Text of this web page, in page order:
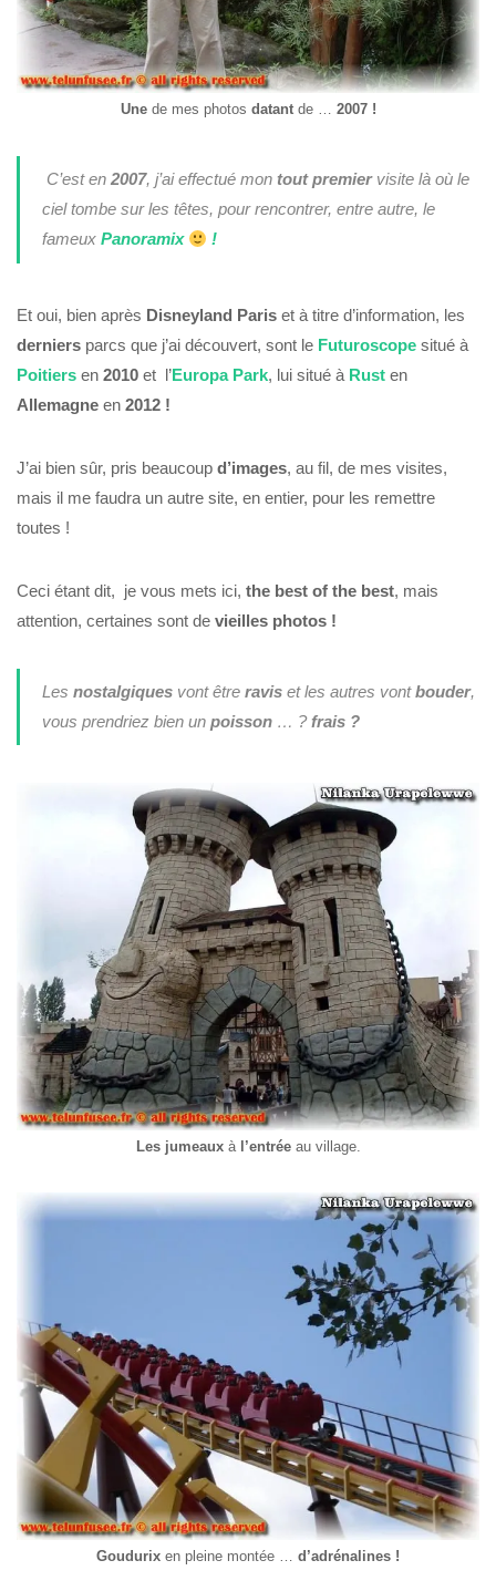
Unede mes photos datantde … 2007 !
C’est en 2007, j’ai effectué mon tout premiervisite là où le
ciel tombe sur les têtes, pour rencontrer, entre autre, le
fameuxPanoramix !
Et oui, bien après Disneyland Paris et à titre d’information, les
derniers parcs que j’ai découvert, sont le Futuroscope situé à
Poitiers en 2010 et l’Europa Park, lui situé à Rust en
Allemagne en 2012 !
J’ai bien sûr, pris beaucoup d’images, au fil, de mes visites,
mais il me faudra un autre site, en entier, pour les remettre
toutes !
Ceci étant dit, je vous mets ici, the best of the best, mais
attention, certaines sont de vieilles photos !
Les nostalgiquesvont être raviset les autres vontbouder,
vous prendriez bien un poisson… ? frais ?
Les jumeauxà l’entréeau village.
Goudurix en pleine montée … d’adrénalines !